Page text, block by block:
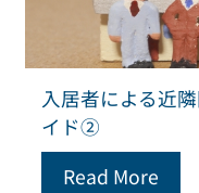
入居者による近
イド②
Read More